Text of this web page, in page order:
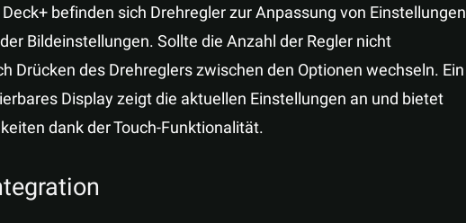
befinden sich Drehregler zur Anpassung von Einstellungen
Bildeinstellungen. Sollte die Anzahl der Regler nicht
Drücken des Drehreglers zwischen den Optionen wechseln. Ein
Display zeigt die aktuellen Einstellungen an und bietet
dank der Touch-Funktionalität.